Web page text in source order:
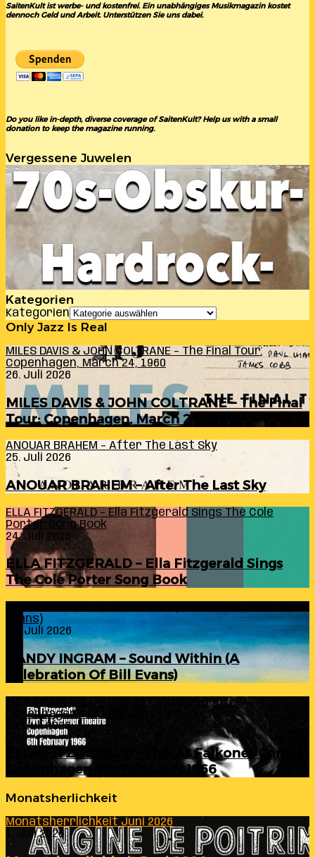
SaitenKult ist werbe- und kostenfrei. Ein unabhängiges Musikmagazin kostet
dennoch Geld und Arbeit. Unterstützen Sie uns dabei.
Do you like in-depth, diverse coverage of SaitenKult? Help us with a small
donation to keep the magazine running.
Vergessene Juwelen
Kategorien
Kategorien
Only Jazz Is Real
MILES DAVIS & JOHN COLTRANE – The Final Tour:
Copenhagen, March 24, 1960
26. Juli 2026
MILES DAVIS & JOHN COLTRANE – The Final
Tour: Copenhagen, March 24, 1960
ANOUAR BRAHEM – After The Last Sky
25. Juli 2026
ANOUAR BRAHEM – After The Last Sky
ELLA FITZGERALD – Ella Fitzgerald Sings The Cole
Porter Song Book
24. Juli 2026
ELLA FITZGERALD – Ella Fitzgerald Sings
The Cole Porter Song Book
Evans)
24. Juli 2026
RANDY INGRAM – Sound Within (A
Celebration Of Bill Evans)
ELLA FITZGERALD – Live At Falkoner Centre
Copenhagen 6th February 1966
23. Juli 2026
ELLA FITZGERALD – Live At Falkoner Centre
Copenhagen 6th February 1966
Monatsherlichkeit
Monatsherrlichkeit Juni 2026
1. Juli 2026